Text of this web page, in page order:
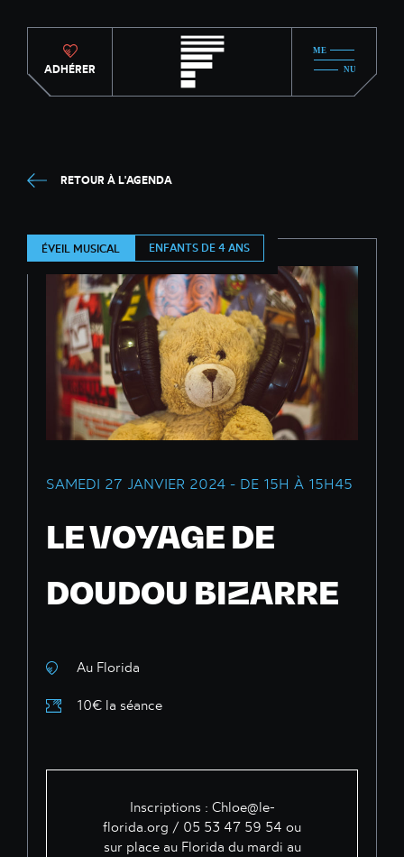
ADHÉRER
RETOUR À L'AGENDA
ÉVEIL MUSICAL ENFANTS DE 4 ANS
SAMEDI 27 JANVIER 2024 - DE 15H À 15H45
LE VOYAGE DE
DOUDOU BIZARRE
Au Florida
10€ la séance
Inscriptions : Chloe@le-
florida.org / 05 53 47 59 54 ou
sur place au Florida du mardi au